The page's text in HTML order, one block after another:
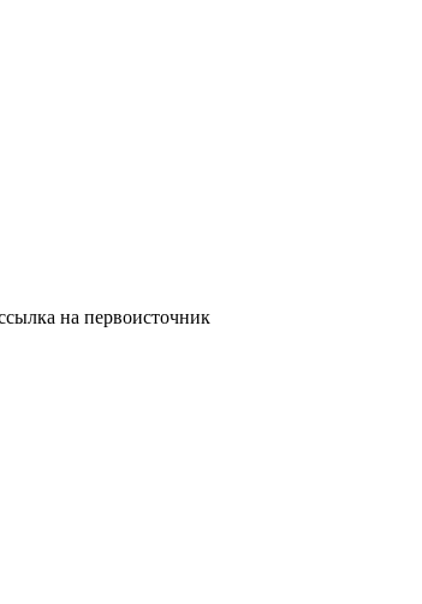
на первоисточник